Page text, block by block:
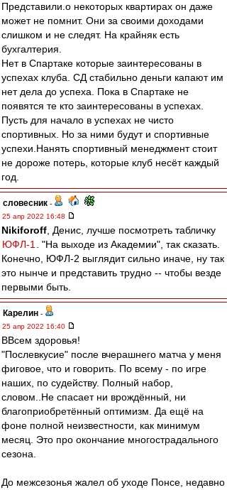
Представили.о некоторых квартирах он даже
может не помнит. Они за своими доходами
слишком и не следят. На крайняк есть
бухгалтерия.
Нет в Спартаке которые заинтересованы в
успехах клуба. СД стабильно деньги капают им
нет дела до успеха. Пока в Спартаке не
появятся те кто заинтересованы в успехах.
Пусть для начало в успехах не чисто
спортивных. Но за ними будут и спортивные
успехи.Нанять спортивный менеджмент стоит
не дороже потерь, которые клуб несёт каждый
год.
словесник -
25 апр 2022 16:48
Nikiforoff , Денис, лучше посмотреть табличку
ЮФЛ-1
. "На выходе из Академии", так сказать.
Конечно, ЮФЛ-2 выглядит сильно иначе, ну так
это нынче и представить трудно -- чтобы везде
первыми быть.
Карелин -
25 апр 2022 16:40
ВВсем здоровья!
"Послевкусие" после вчерашнего матча у меня
фиговое, что и говорить. По всему - по игре
наших, по судейству. Полный набор,
словом..Не спасает ни врождённый, ни
благоприобретённый оптимизм. Да ещё на
фоне полной неизвестности, как минимум
месяц. Это про окончание многострадального
сезона.
До межсезонья жалел об уходе Понсе, недавно